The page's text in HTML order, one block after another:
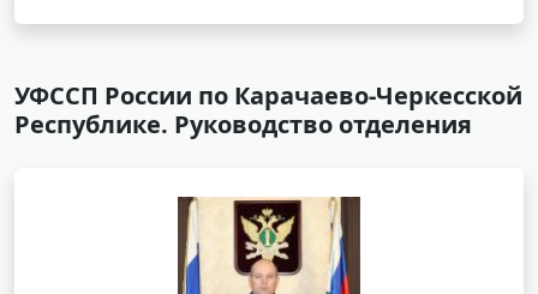
УФССП России по Карачаево-Черкесской
Республике. Руководство отделения